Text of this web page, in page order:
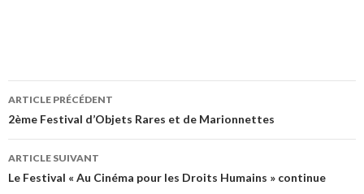
Navigation
des
articles
ARTICLE PRÉCÉDENT
2ème Festival d’Objets Rares et de Marionnettes
ARTICLE SUIVANT
Le Festival « Au Cinéma pour les Droits Humains » continue